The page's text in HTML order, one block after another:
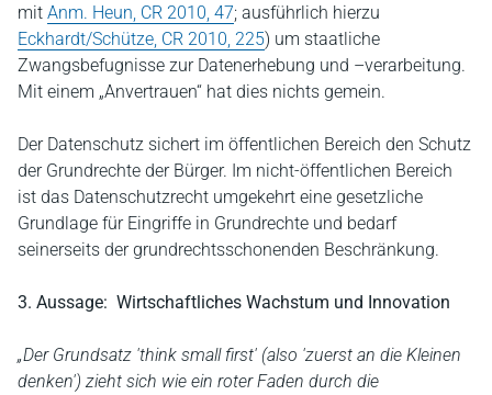
mit Anm. Heun, CR 2010, 47; ausführlich hierzu
Eckhardt/Schütze, CR 2010, 225) um staatliche
Zwangsbefugnisse zur Datenerhebung und –verarbeitung.
Mit einem „Anvertrauen“ hat dies nichts gemein.
Der Datenschutz sichert im öffentlichen Bereich den Schutz
der Grundrechte der Bürger. Im nicht-öffentlichen Bereich
ist das Datenschutzrecht umgekehrt eine gesetzliche
Grundlage für Eingriffe in Grundrechte und bedarf
seinerseits der grundrechtsschonenden Beschränkung.
3. Aussage: Wirtschaftliches Wachstum und Innovation
„Der Grundsatz 'think small first' (also 'zuerst an die Kleinen
denken') zieht sich wie ein roter Faden durch die